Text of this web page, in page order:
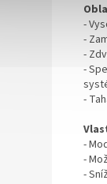
-
-
-
-
-
-
-
-